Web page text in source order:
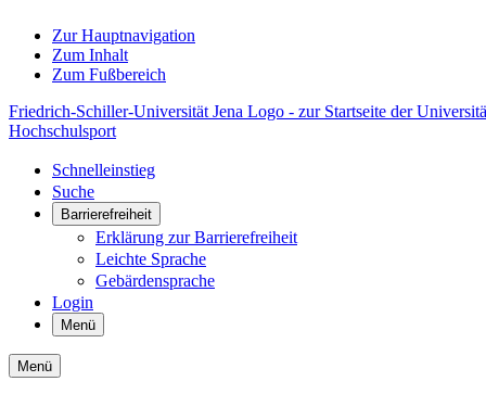
Zur Hauptnavigation
Zum Inhalt
Zum Fußbereich
Friedrich-Schiller-Universität Jena Logo - zur Startseite der
Hochschulsport
Schnelleinstieg
Suche
Barrierefreiheit
Erklärung zur Barrierefreiheit
Leichte Sprache
Gebärdensprache
Login
Menü
Menü